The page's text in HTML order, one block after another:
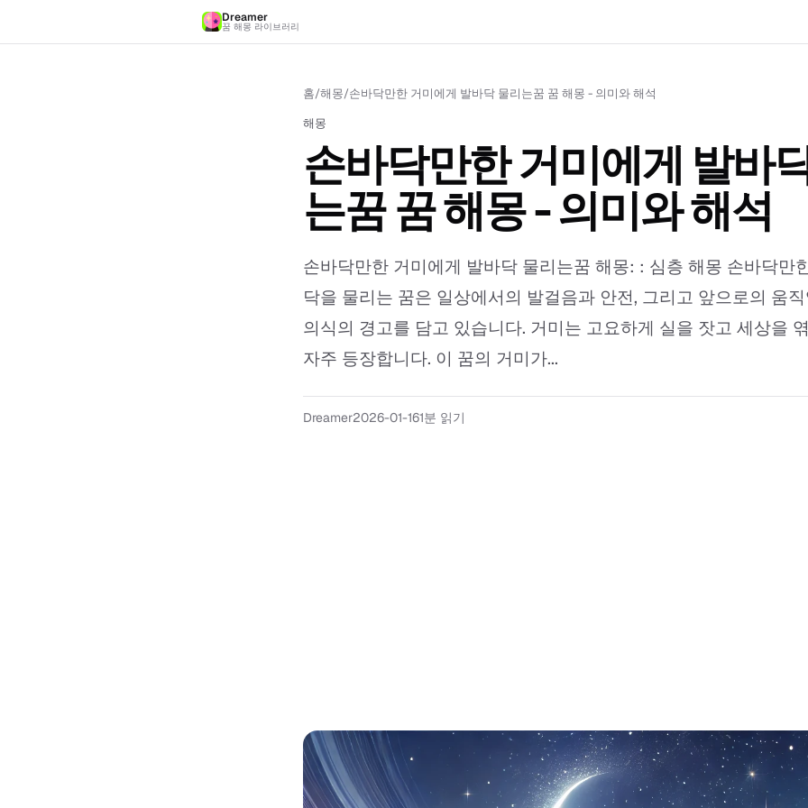
Dreamer
꿈 해몽 라이브러리
홈/해몽/손바닥만한 거미에게 발바닥 물리는꿈 꿈 해몽 - 의미와 해석
해몽
손바닥만한 거미에게 발바
는꿈 꿈 해몽 - 의미와 해석
손바닥만한 거미에게 발바닥 물리는꿈 해몽: : 심층 해몽 손바닥만
닥을 물리는 꿈은 일상에서의 발걸음과 안전, 그리고 앞으로의 움
의식의 경고를 담고 있습니다. 거미는 고요하게 실을 잣고 세상을
자주 등장합니다. 이 꿈의 거미가...
Dreamer2026-01-161분 읽기